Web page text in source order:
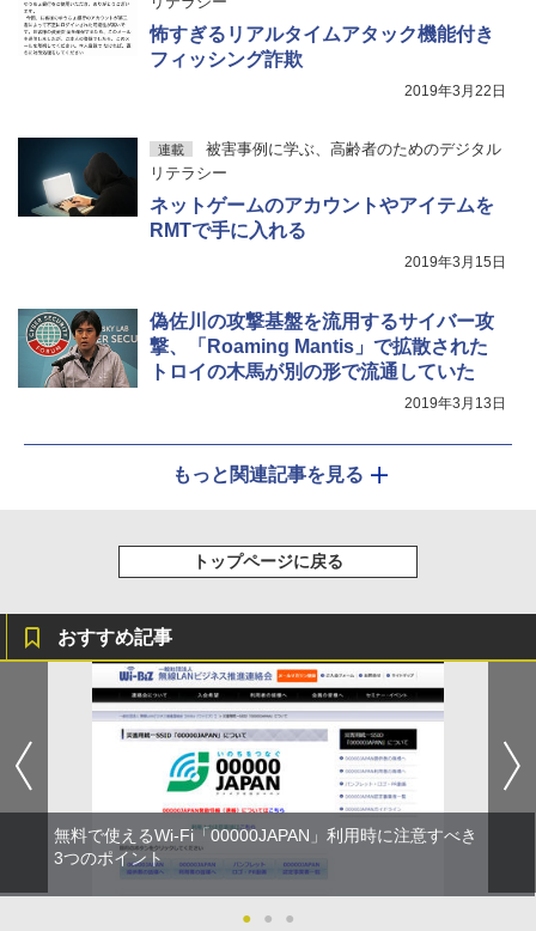
怖すぎるリアルタイムアタック機能付き
フィッシング詐欺
2019年3月22日
連載
被害事例に学ぶ、高齢者のためのデジタル
リテラシー
ネットゲームのアカウントやアイテムを
RMTで手に入れる
2019年3月15日
偽佐川の攻撃基盤を流用するサイバー攻
撃、「Roaming Mantis」で拡散された
トロイの木馬が別の形で流通していた
2019年3月13日
もっと関連記事を見る
トップページに戻る
おすすめ記事
無料で使えるWi-Fi「00000JAPAN」利用時に注意すべき
3つのポイント
● ● ●